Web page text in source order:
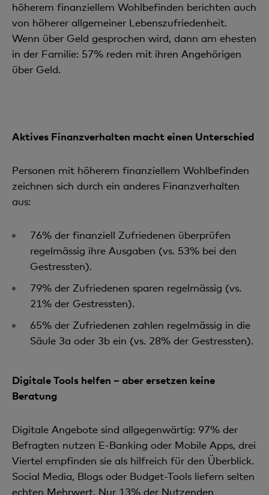
höherem finanziellem Wohlbefinden berichten auch
von höherer allgemeiner Lebenszufriedenheit.
Wenn über Geld gesprochen wird, dann am ehesten
in der Familie: 57% reden mit ihren Angehörigen
über Geld.
Aktives Finanzverhalten macht einen Unterschied
Personen mit höherem finanziellem Wohlbefinden
zeichnen sich durch ein anderes Finanzverhalten
aus:
76% der finanziell Zufriedenen überprüfen
regelmässig ihre Ausgaben (vs. 53% bei den
Gestressten).
79% der Zufriedenen sparen regelmässig (vs.
21% der Gestressten).
65% der Zufriedenen zahlen regelmässig in die
Säule 3a oder 3b ein (vs. 28% der Gestressten).
Digitale Tools helfen – aber ersetzen keine
Beratung
Digitale Angebote sind allgegenwärtig: 97% der
Befragten nutzen E-Banking oder Mobile Apps, drei
Viertel empfinden sie als hilfreich für den Überblick.
Social Media, Blogs oder Budget-Tools liefern selten
echten Mehrwert. Nur 13% der Nutzenden